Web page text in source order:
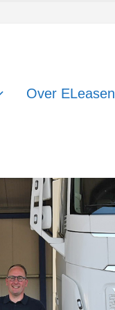
Over ELeasen